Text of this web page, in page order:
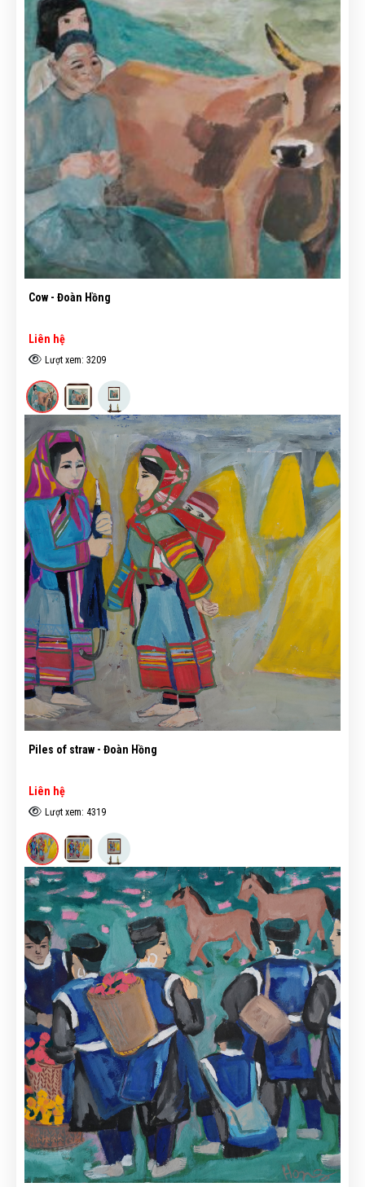
Cow - Đoàn Hồng
Liên hệ
Lượt xem: 3209
Piles of straw - Đoàn Hồng
Liên hệ
Lượt xem: 4319